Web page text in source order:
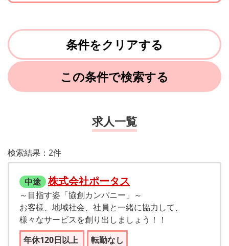
条件をクリアする
この条件で検索する
求人一覧
中途 株式会社ポータス
～目指す姿「協創カンパニー」～
お客様、地域社会、社員と一緒に協力して、
様々なサービスを創り出しましょう！！
年休120日以上
転勤なし
検索結果：2件